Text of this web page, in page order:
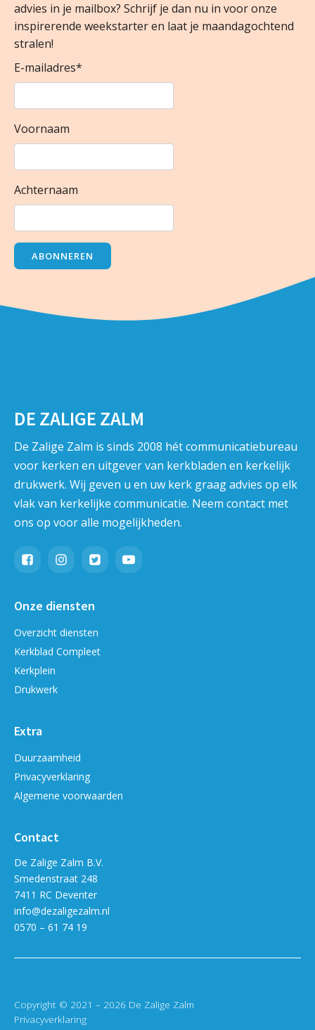
advies in je mailbox? Schrijf je dan nu in voor onze
inspirerende weekstarter en laat je maandagochtend
stralen!
E-mailadres*
Voornaam
Achternaam
ABONNEREN
DE ZALIGE ZALM
De Zalige Zalm is sinds 2008 hét communicatiebureau
voor kerken en uitgever van kerkbladen en kerkelijk
drukwerk. Wij geven u en uw kerk graag advies op elk
vlak van kerkelijke communicatie. Neem contact met
ons op voor alle mogelijkheden.
Onze diensten
Overzicht diensten
Kerkblad Compleet
Kerkplein
Drukwerk
Extra
Duurzaamheid
Privacyverklaring
Algemene voorwaarden
Contact
De Zalige Zalm B.V.
Smedenstraat 248
7411 RC Deventer
info@dezaligezalm.nl
0570 – 61 74 19
Copyright © 2021 – 2026 De Zalige Zalm
Privacyverklaring